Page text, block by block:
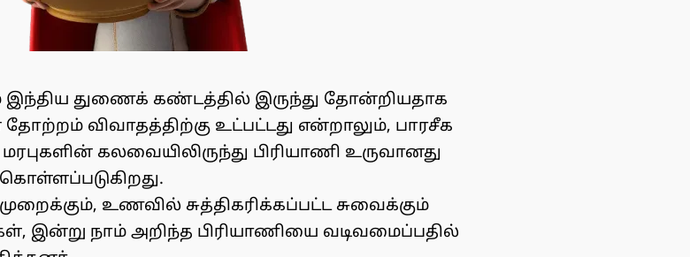
இந்திய துணைக் கண்டத்தில் இருந்து தோன்றியதாக
தோற்றம் விவாதத்திற்கு உட்பட்டது என்றாலும், பாரசீக
கலவையிலிருந்து பிரியாணி உருவானது
உணவில் சுத்திகரிக்கப்பட்ட சுவைக்கும்
இன்று நாம் அறிந்த பிரியாணியை வடிவமைப்பதில்